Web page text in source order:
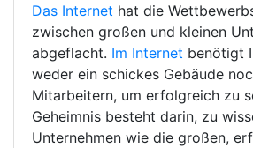
Das Internet hat die
zwischen großen und kleinen
abgeflacht. Im Internet benötigt
weder ein schickes Gebäude
Mitarbeitern, um erfolgreich zu
Geheimnis besteht darin, zu
Unternehmen wie die großen,